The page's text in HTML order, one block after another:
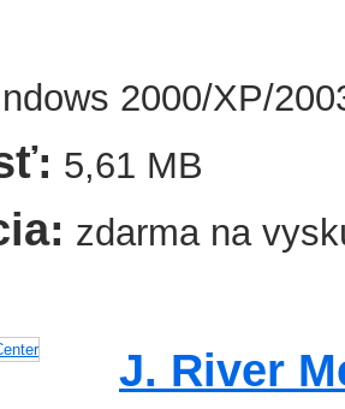
2000/XP/
5,61 MB
zdarma na
J. River